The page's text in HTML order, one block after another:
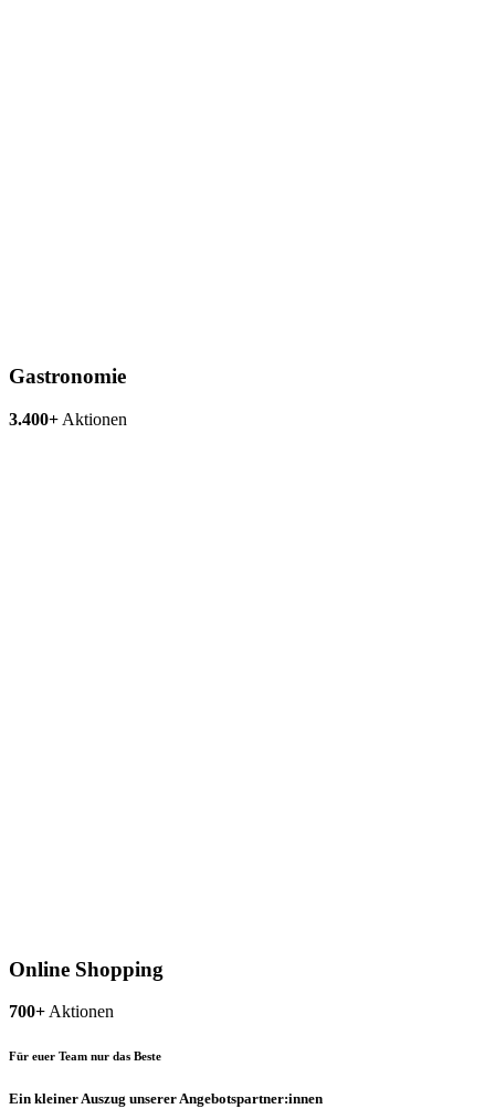
Gastronomie
3.400+ Aktionen
Online Shopping
700+ Aktionen
Für euer Team nur das Beste
Ein kleiner Auszug unserer Angebotspartner:innen